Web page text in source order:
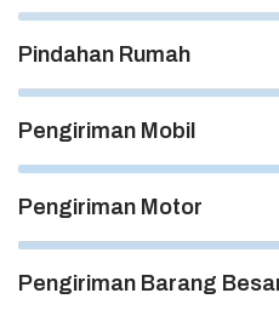
Pindahan Rumah
Pengiriman Mobil
Pengiriman Motor
Pengiriman Barang